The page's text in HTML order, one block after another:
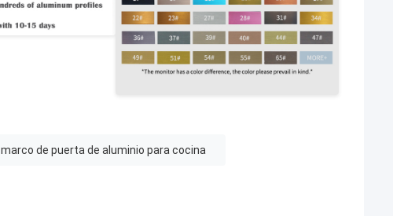
marco de puerta de aluminio para cocina